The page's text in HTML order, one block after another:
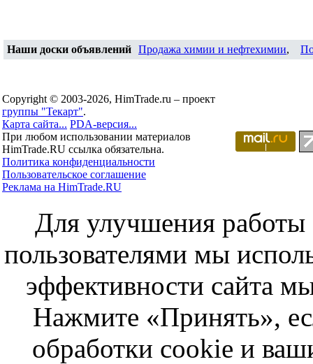
Наши доски объявлений Продажа химии и нефтехимии,
Copyright © 2003-2026, HimTrade.ru – проект
группы "Текарт".
Карта сайта... PDA-версия...
При любом использовании материалов
HimTrade.RU ссылка обязательна.
Политика конфиденциальности
Пользовательское соглашение
Реклама на HimTrade.RU
Для улучшения работы
пользователями мы
эффективности сайта
Нажмите «Принять»,
обработки cookie и